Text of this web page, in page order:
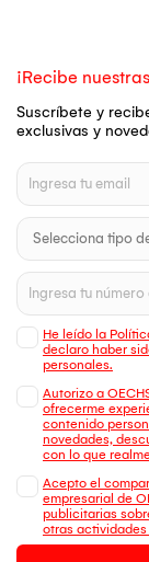
¡Recibe
Suscríbete y
exclusivas y
He leído la
declaro haber
personales.
Autorizo a
ofrecerme
contenido
novedades,
con lo que
Acepto el
empresarial de
publicitarias
otras